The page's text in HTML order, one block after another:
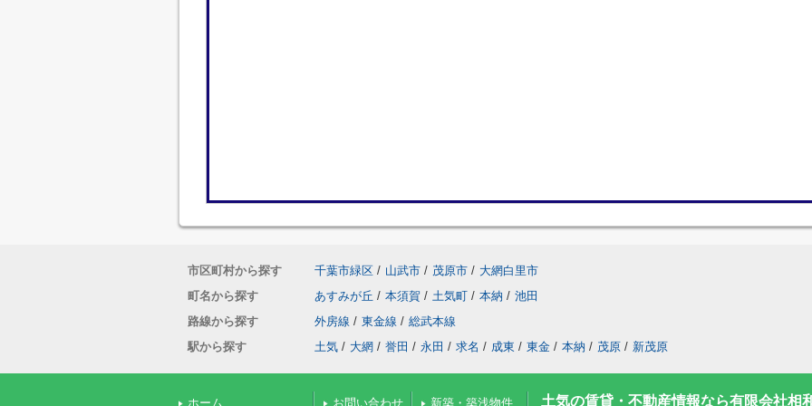
市区町村から探す 千葉市緑区 / 山武市 / 茂原市 / 大網白里市
町名から探す
あすみが丘 / 本須賀 / 土気町 / 本納 / 池田
路線から探す
外房線 / 東金線 / 総武本線
駅から探す
土気 / 大網 / 誉田 / 永田 / 求名 / 成東 / 東金 / 本納 / 茂原 / 新茂原
ホーム お問い合わせ 新築・築浅物件 土気の賃貸・不動産情報なら有限会社相